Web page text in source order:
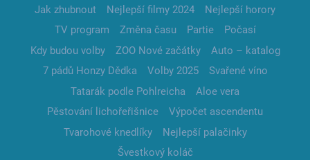
Jak zhubnout Nejlepší filmy 2024
Nejlepší horory
TV program
Změna času Partie
Počasí
Kdy budou volby
ZOO Nové začátky
Auto – katalog
7 pádů Honzy Dědka
Volby 2025
Svařené víno
Tatarák podle Pohlreicha
Aloe vera
Pěstování lichořeřišnice
Výpočet ascendentu
Tvarohové knedlíky
Nejlepší palačinky
Švestkový koláč